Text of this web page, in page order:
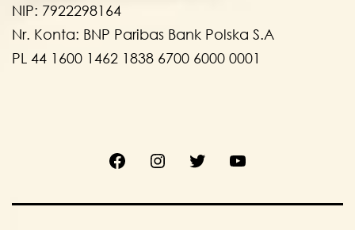
NIP: 7922298164
Nr. Konta: BNP Paribas Bank Polska S.A
PL 44 1600 1462 1838 6700 6000 0001
FacebookInstagramTwitter